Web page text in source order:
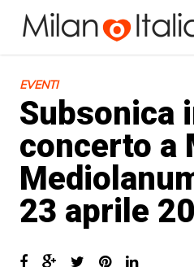
EVENTI
Subsonica
concerto a
23 aprile